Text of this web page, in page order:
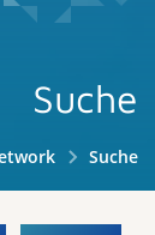
Suche
Suche